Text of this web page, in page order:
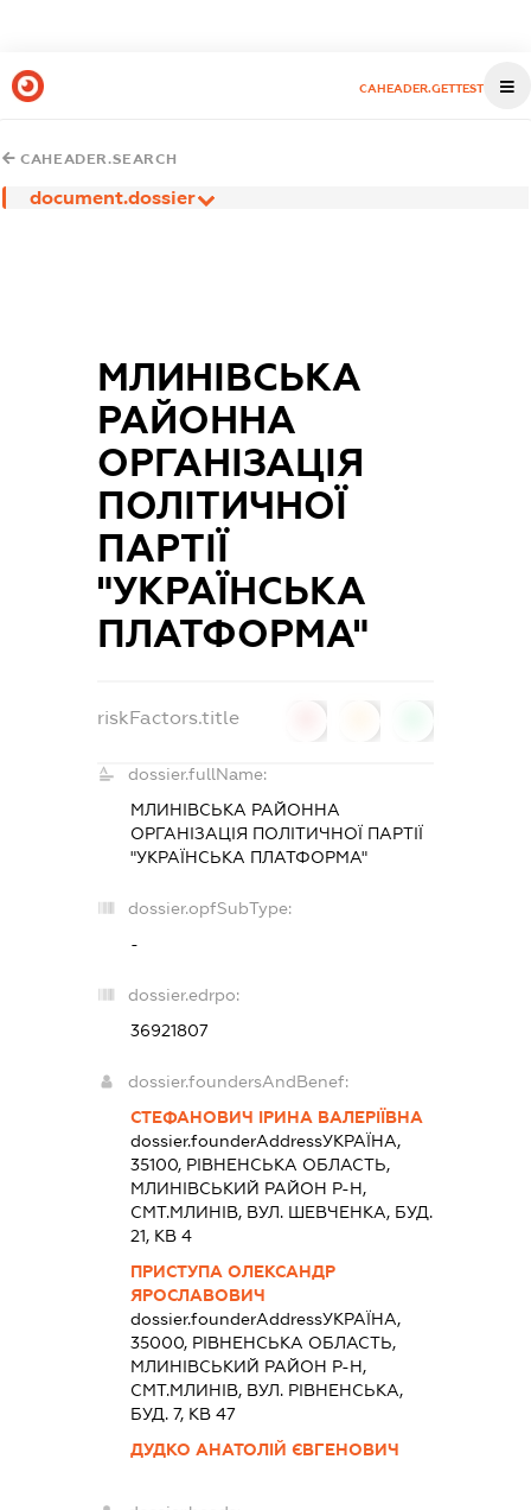
CAHEADER.GETTEST
CAHEADER.SEARCH
document.dossier
МЛИНІВСЬКА
РАЙОННА
ОРГАНІЗАЦІЯ
ПОЛІТИЧНОЇ
ПАРТІЇ
"УКРАЇНСЬКА
ПЛАТФОРМА"
riskFactors.title
dossier.fullName:
МЛИНІВСЬКА РАЙОННА
ОРГАНІЗАЦІЯ ПОЛІТИЧНОЇ ПАРТІЇ
"УКРАЇНСЬКА ПЛАТФОРМА"
dossier.opfSubType:
-
dossier.edrpo:
36921807
dossier.foundersAndBenef:
СТЕФАНОВИЧ ІРИНА ВАЛЕРІЇВНА
dossier.founderAddressУКРАЇНА,
35100, РIВНЕНСЬКА ОБЛАСТЬ,
МЛИНIВСЬКИЙ РАЙОН Р-Н,
СМТ.МЛИНІВ, ВУЛ. ШЕВЧЕНКА, БУД.
21, КВ 4
ПРИСТУПА ОЛЕКСАНДР
ЯРОСЛАВОВИЧ
dossier.founderAddressУКРАЇНА,
35000, РIВНЕНСЬКА ОБЛАСТЬ,
МЛИНIВСЬКИЙ РАЙОН Р-Н,
СМТ.МЛИНІВ, ВУЛ. РІВНЕНСЬКА,
БУД. 7, КВ 47
ДУДКО АНАТОЛІЙ ЄВГЕНОВИЧ